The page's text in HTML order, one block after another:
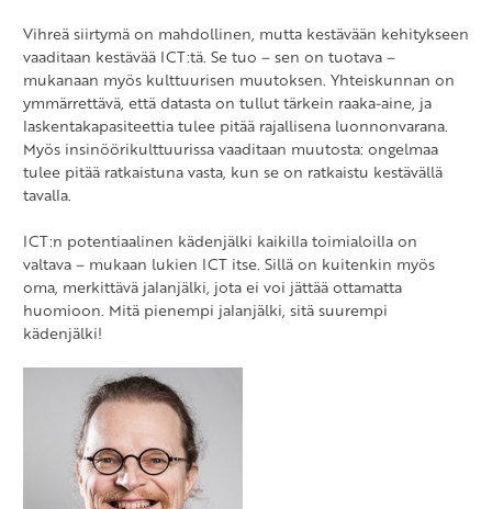
Vihreä siirtymä on mahdollinen, mutta kestävään kehitykseen
vaaditaan kestävää ICT:tä. Se tuo – sen on tuotava –
mukanaan myös kulttuurisen muutoksen. Yhteiskunnan on
ymmärrettävä, että datasta on tullut tärkein raaka-aine, ja
laskentakapasiteettia tulee pitää rajallisena luonnonvarana.
Myös insinöörikulttuurissa vaaditaan muutosta: ongelmaa
tulee pitää ratkaistuna vasta, kun se on ratkaistu kestävällä
tavalla.
ICT:n potentiaalinen kädenjälki kaikilla toimialoilla on
valtava – mukaan lukien ICT itse. Sillä on kuitenkin myös
oma, merkittävä jalanjälki, jota ei voi jättää ottamatta
huomioon. Mitä pienempi jalanjälki, sitä suurempi
kädenjälki!